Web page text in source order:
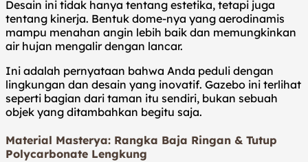
Desain ini tidak hanya tentang estetika, tetapi juga
tentang kinerja. Bentuk dome-nya yang aerodinamis
mampu menahan angin lebih baik dan memungkinkan
air hujan mengalir dengan lancar.
Ini adalah pernyataan bahwa Anda peduli dengan
lingkungan dan desain yang inovatif. Gazebo ini terlihat
seperti bagian dari taman itu sendiri, bukan sebuah
objek yang ditambahkan begitu saja.
Material Masterya: Rangka Baja Ringan & Tutup
Polycarbonate Lengkung